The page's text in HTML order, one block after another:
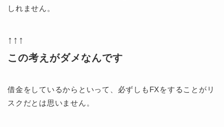
しれません。
↑↑↑
この考えがダメなんです
借金をしているからといって、必ずしもFXをすることがリ
スクだとは思いません。